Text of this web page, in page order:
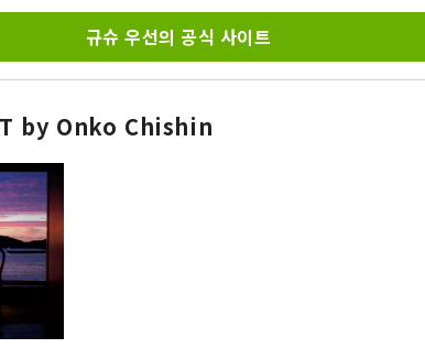
규슈 우선의 공식 사이트
by Onko Chishin